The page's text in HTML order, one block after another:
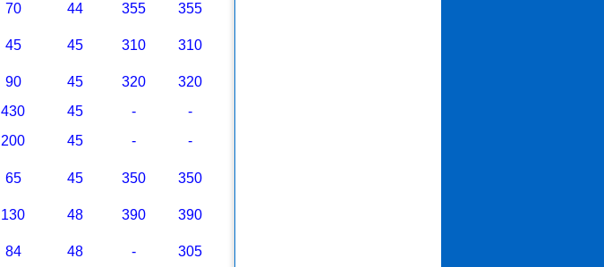
70 44 355 355
45 45 310 310
90 45 320
320
430 45 -
-
200 45 - -
65 45 350 350
130 48 390
390
84 48 -
305